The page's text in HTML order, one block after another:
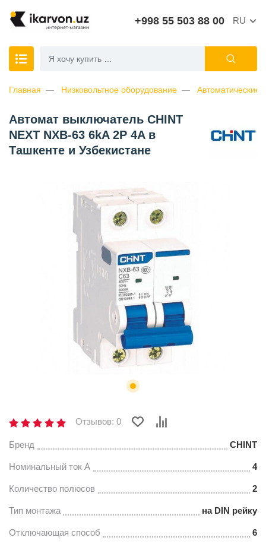
+998 55 503 88 00 RU
Главная Низковольтное оборудование Автоматические
Автомат выключатель CHINT
NEXT NXB-63 6kA 2P 4A в
Ташкенте и Узбекистане
Отзывов: 0
Бренд CHINT
Номинальный ток А 4
Количество полюсов 2
Тип монтажа на DIN рейку
Отключающая способ 6